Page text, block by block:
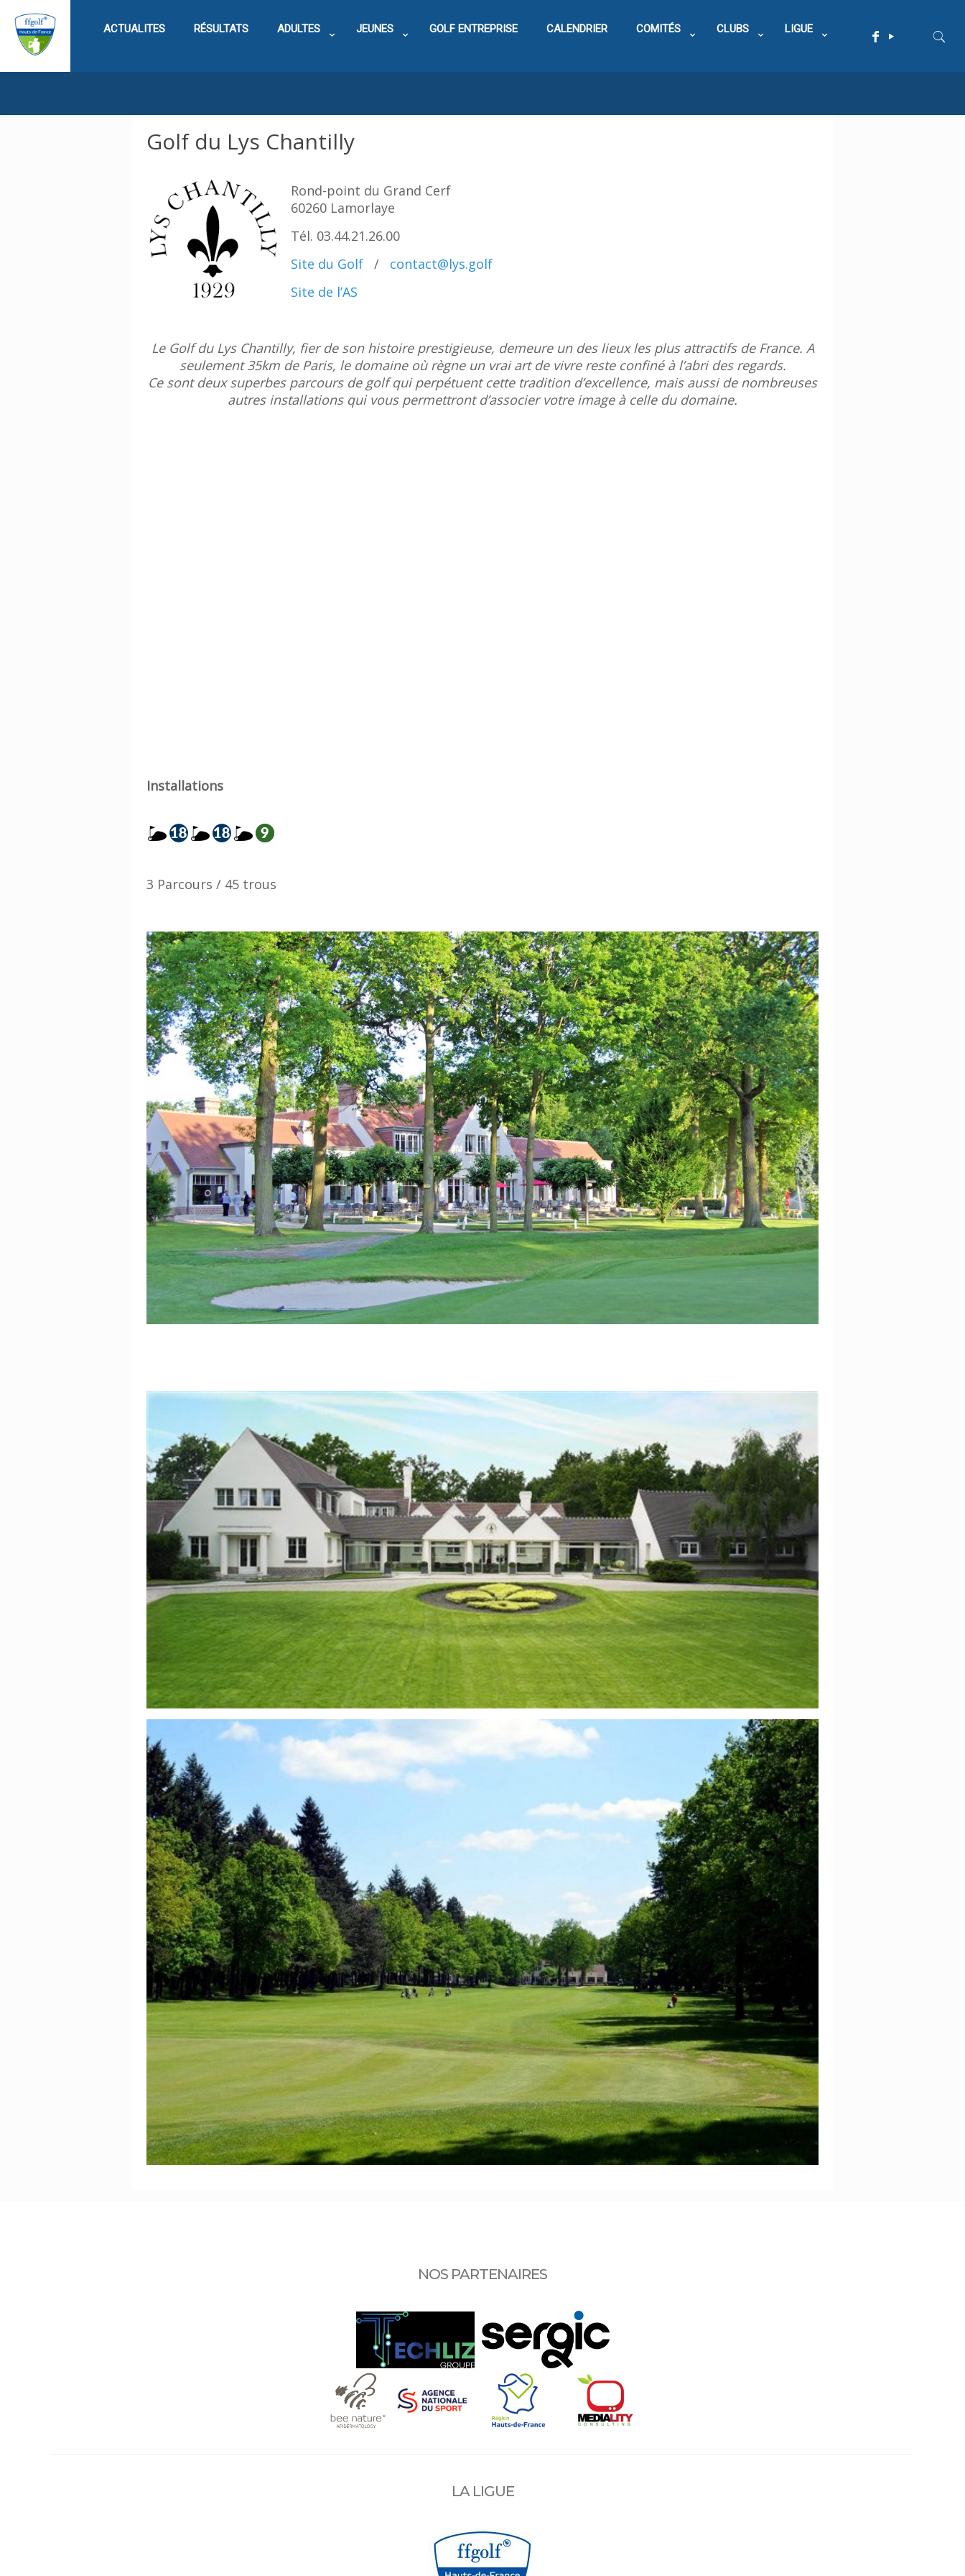
ACTUALITES RÉSULTATS ADULTES JEUNES GOLF ENTREPRISE CALENDRIER COMITÉS CLUBS LIGUE
Golf du Lys Chantilly
Rond-point du Grand Cerf
60260 Lamorlaye
Tél. 03.44.21.26.00
Site du Golf / contact@lys.golf
Site de l’AS
Le Golf du Lys Chantilly, fier de son histoire prestigieuse, demeure un des lieux les plus attractifs de France. A
seulement 35km de Paris, le domaine où règne un vrai art de vivre reste confiné à l’abri des regards.
Ce sont deux superbes parcours de golf qui perpétuent cette tradition d’excellence, mais aussi de nombreuses
autres installations qui vous permettront d’associer votre image à celle du domaine.
Installations
3 Parcours / 45 trous
NOS PARTENAIRES
LA LIGUE